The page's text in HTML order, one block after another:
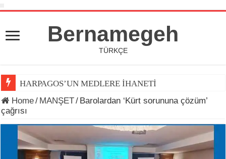
Bernamegeh
TÜRKÇE
HARPAGOS’UN MEDLERE İHANETİ
DÜNYA KUPASI 2026’DA TOP ARDINDA
Home/ MANŞET/ Barolardan ‘Kürt sorununa çözüm’
çağrısı